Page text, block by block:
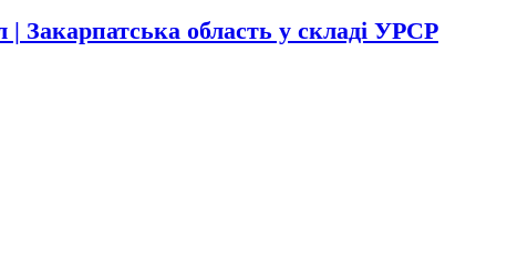
Закарпатська область у складі УРСР